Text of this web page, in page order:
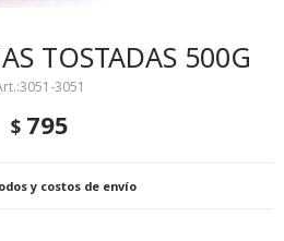
TOSTADAS 500G
3051-3051
$ 795
y costos de envío